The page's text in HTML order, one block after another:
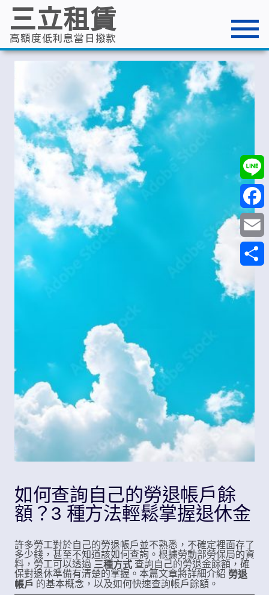
三立租賃
高額度低利息當日撥款
容
如何查詢自己的勞退帳戶餘
額？3 種方法輕鬆掌握退休金
許多勞工對於自己的勞退帳戶並不熟悉，不確定裡面存了
多少錢，甚至不知道該如何查詢。根據勞動部勞保局的資
料，勞工可以透過 三種方式 查詢自己的勞退金餘額，確
保對退休準備有清楚的掌握。本篇文章將詳細介紹 勞退
帳戶 的基本概念，以及如何快速查詢帳戶餘額。
Line
Email